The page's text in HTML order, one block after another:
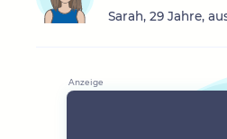
Sarah, 29 Jahre,